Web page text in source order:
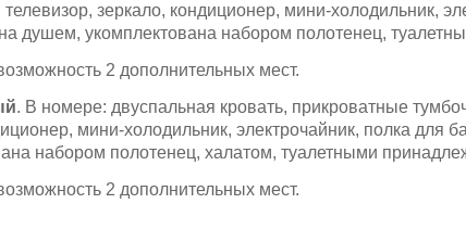
зеркало, кондиционер, мини-холодильник,
душем, укомплектована набором полотенец,
2 дополнительных мест.
. В номере: двуспальная кровать, прикроватные
мини-холодильник, электрочайник, полка для
набором полотенец, халатом, туалетными
2 дополнительных мест.